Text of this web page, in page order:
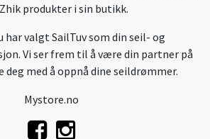
produkter i sin butikk.
har valgt SailTuv som din seil- og
Vi ser frem til å være din partner på
deg med å oppnå dine seildrømmer.
Mystore.no